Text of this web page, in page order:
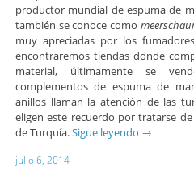
productor mundial de espuma de
también se conoce como
muy apreciadas por los
encontraremos tiendas donde
material, últimamente se
complementos de espuma de
anillos llaman la atención de las
eligen este recuerdo por tratarse
de Turquía.Sigue leyendo →
julio 6, 2014